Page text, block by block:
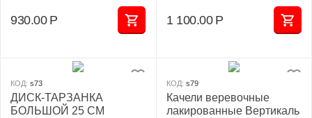
930.00 Р 1 100.00 Р
КОД: s73
ДИСК-ТАРЗАНКА
БОЛЬШОЙ 25 СМ
КОД: s79
Качели веревочные
лакированные Вертикаль